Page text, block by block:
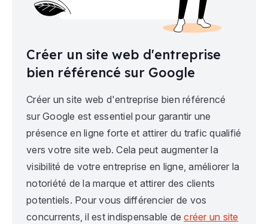
Créer un site web d'entreprise
bien référencé sur Google
Créer un site web d'entreprise bien référencé
sur Google est essentiel pour garantir une
présence en ligne forte et attirer du trafic qualifié
vers votre site web. Cela peut augmenter la
visibilité de votre entreprise en ligne, améliorer la
notoriété de la marque et attirer des clients
potentiels. Pour vous différencier de vos
concurrents, il est indispensable decréer un site